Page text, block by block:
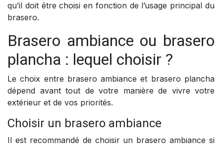
qu’il doit être choisi en fonction de l’usage principal du
brasero.
Brasero ambiance ou brasero
plancha : lequel choisir ?
Le choix entre brasero ambiance et brasero plancha
dépend avant tout de votre manière de vivre votre
extérieur et de vos priorités.
Choisir un brasero ambiance
Il est recommandé de choisir un brasero ambiance si